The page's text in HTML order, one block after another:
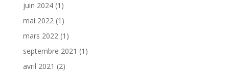
juin 2024(1)
mai 2022(1)
mars 2022(1)
septembre 2021 (1)
avril 2021 (2)